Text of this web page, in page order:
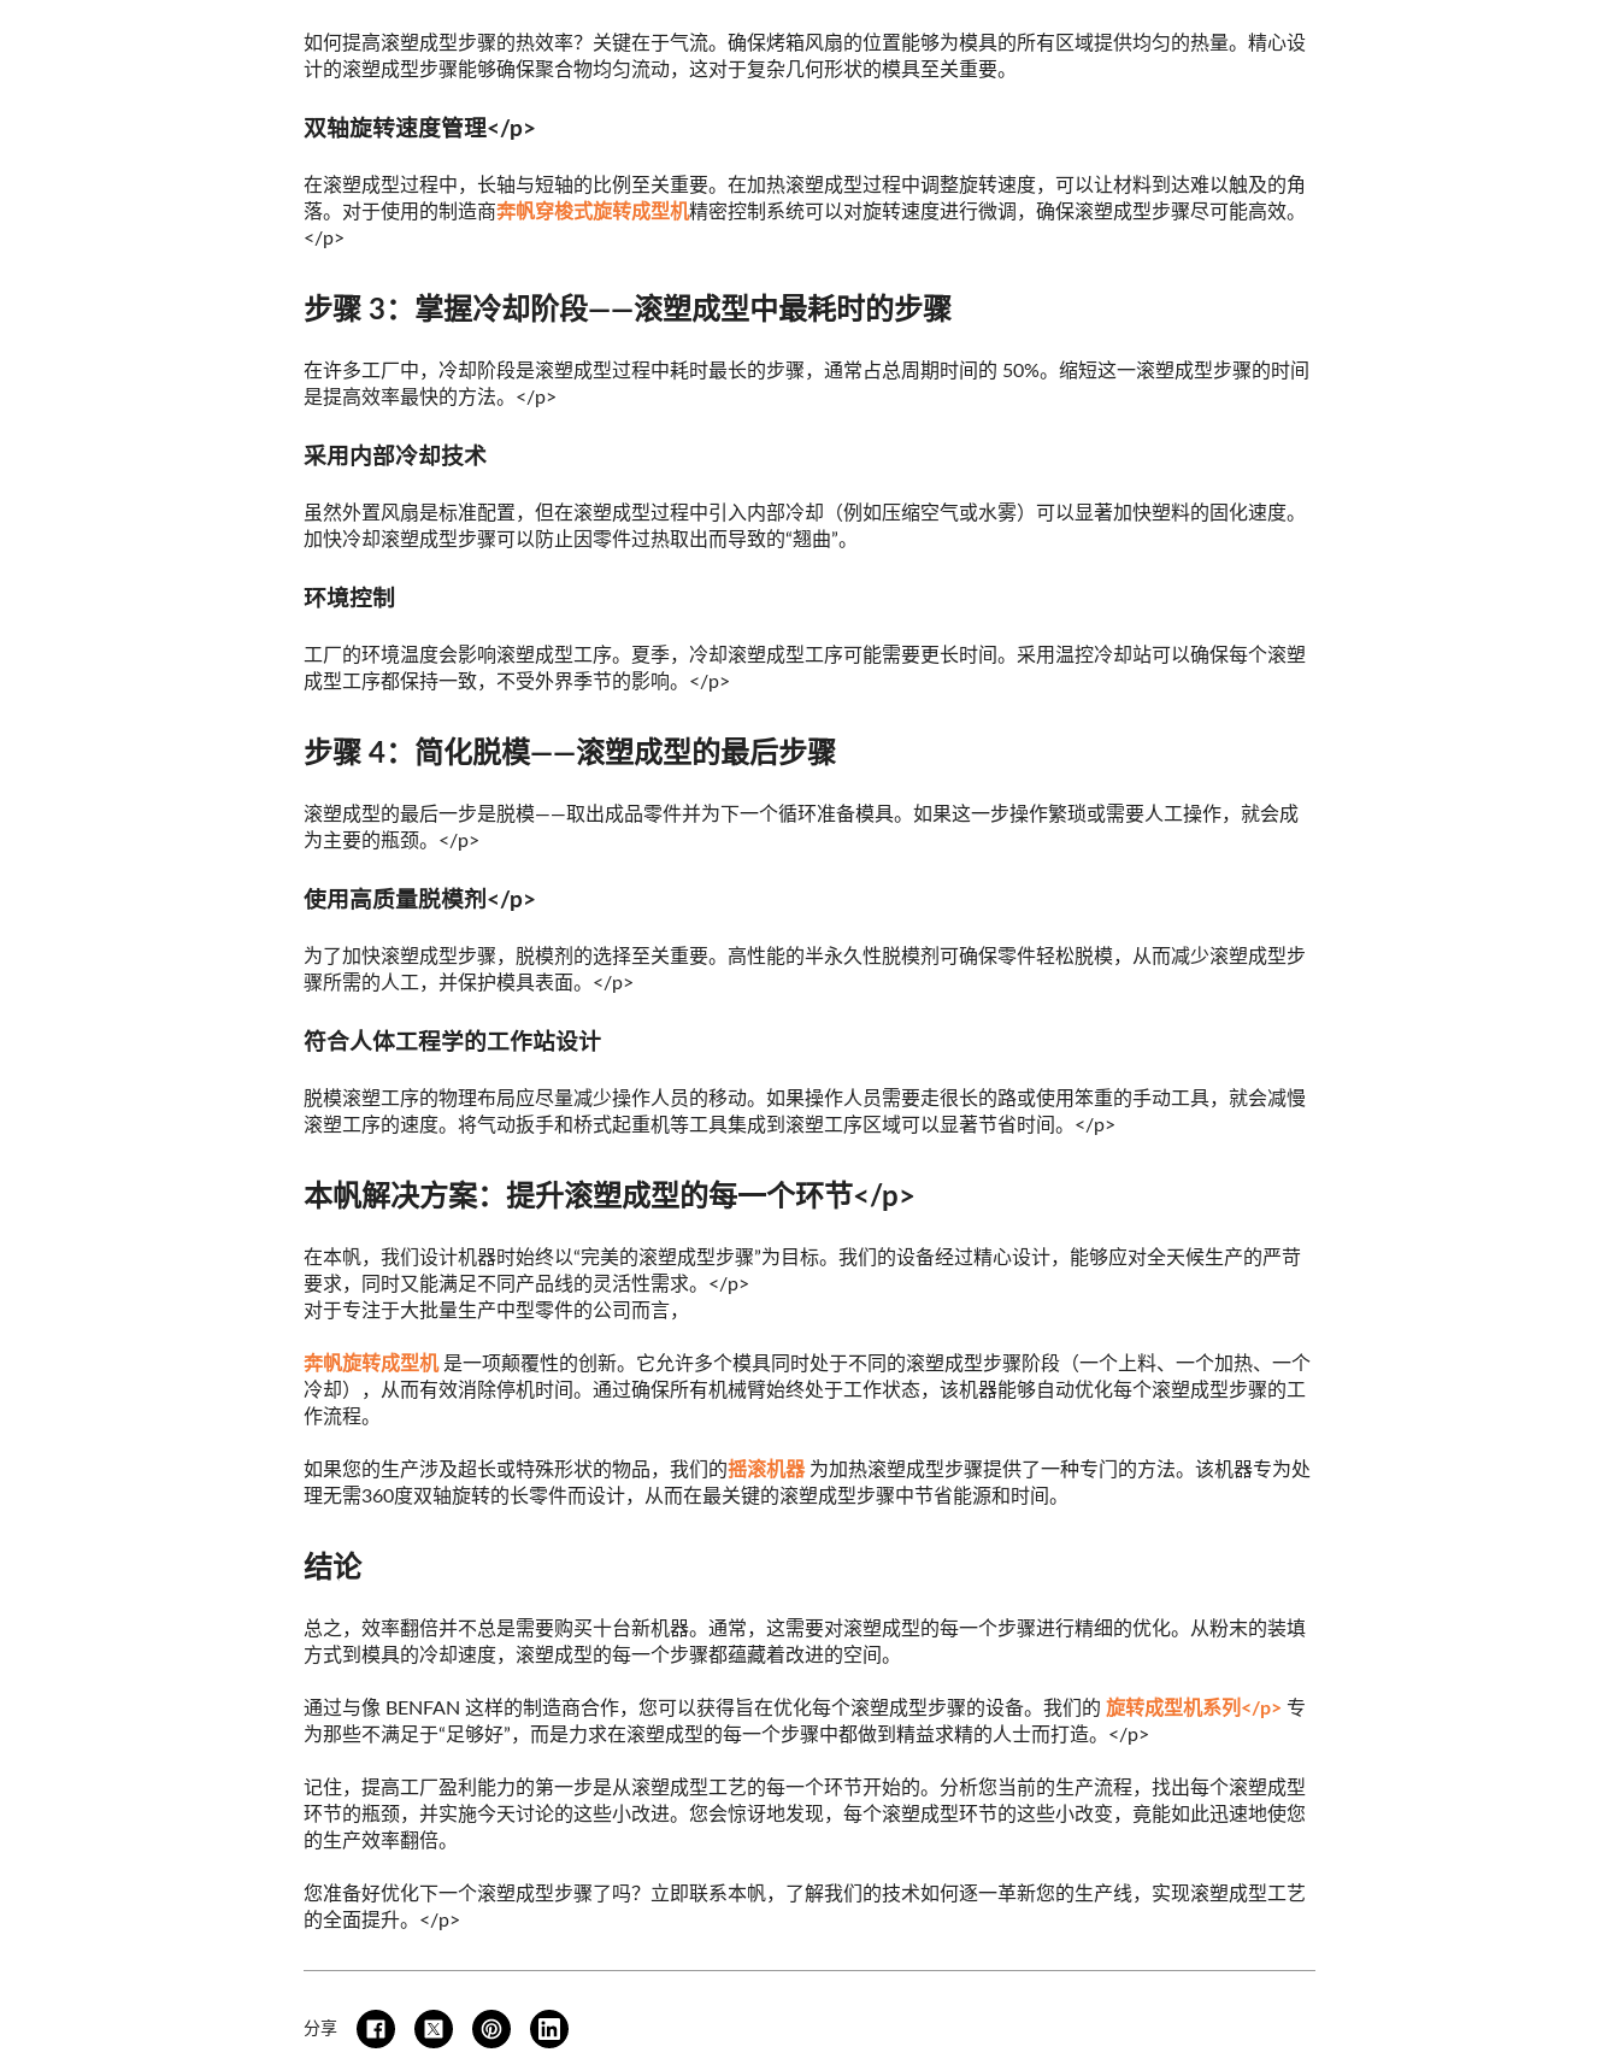
如何提高滚塑成型步骤的热效率？关键在于气流。确保烤箱风扇的位置能够为模具的所有区域提供均匀的热量。精心设
计的滚塑成型步骤能够确保聚合物均匀流动，这对于复杂几何形状的模具至关重要。
双轴旋转速度管理</p>
在滚塑成型过程中，长轴与短轴的比例至关重要。在加热滚塑成型过程中调整旋转速度，可以让材料到达难以触及的角
落。对于使用的制造商奔帆穿梭式旋转成型机精密控制系统可以对旋转速度进行微调，确保滚塑成型步骤尽可能高效。
</p>
步骤 3：掌握冷却阶段——滚塑成型中最耗时的步骤
在许多工厂中，冷却阶段是滚塑成型过程中耗时最长的步骤，通常占总周期时间的 50%。缩短这一滚塑成型步骤的时间
是提高效率最快的方法。</p>
采用内部冷却技术
虽然外置风扇是标准配置，但在滚塑成型过程中引入内部冷却（例如压缩空气或水雾）可以显著加快塑料的固化速度。
加快冷却滚塑成型步骤可以防止因零件过热取出而导致的“翘曲”。
环境控制
工厂的环境温度会影响滚塑成型工序。夏季，冷却滚塑成型工序可能需要更长时间。采用温控冷却站可以确保每个滚塑
成型工序都保持一致，不受外界季节的影响。</p>
步骤 4：简化脱模——滚塑成型的最后步骤
滚塑成型的最后一步是脱模——取出成品零件并为下一个循环准备模具。如果这一步操作繁琐或需要人工操作，就会成
为主要的瓶颈。</p>
使用高质量脱模剂</p>
为了加快滚塑成型步骤，脱模剂的选择至关重要。高性能的半永久性脱模剂可确保零件轻松脱模，从而减少滚塑成型步
骤所需的人工，并保护模具表面。</p>
符合人体工程学的工作站设计
脱模滚塑工序的物理布局应尽量减少操作人员的移动。如果操作人员需要走很长的路或使用笨重的手动工具，就会减慢
滚塑工序的速度。将气动扳手和桥式起重机等工具集成到滚塑工序区域可以显著节省时间。</p>
本帆解决方案：提升滚塑成型的每一个环节</p>
在本帆，我们设计机器时始终以“完美的滚塑成型步骤”为目标。我们的设备经过精心设计，能够应对全天候生产的严苛
要求，同时又能满足不同产品线的灵活性需求。</p>
对于专注于大批量生产中型零件的公司而言，
奔帆旋转成型机是一项颠覆性的创新。它允许多个模具同时处于不同的滚塑成型步骤阶段（一个上料、一个加热、一个
冷却），从而有效消除停机时间。通过确保所有机械臂始终处于工作状态，该机器能够自动优化每个滚塑成型步骤的工
作流程。
如果您的生产涉及超长或特殊形状的物品，我们的摇滚机器为加热滚塑成型步骤提供了一种专门的方法。该机器专为处
理无需360度双轴旋转的长零件而设计，从而在最关键的滚塑成型步骤中节省能源和时间。
结论
总之，效率翻倍并不总是需要购买十台新机器。通常，这需要对滚塑成型的每一个步骤进行精细的优化。从粉末的装填
方式到模具的冷却速度，滚塑成型的每一个步骤都蕴藏着改进的空间。
通过与像 BENFAN 这样的制造商合作，您可以获得旨在优化每个滚塑成型步骤的设备。我们的 旋转成型机系列</p> 专
为那些不满足于“足够好”，而是力求在滚塑成型的每一个步骤中都做到精益求精的人士而打造。</p>
记住，提高工厂盈利能力的第一步是从滚塑成型工艺的每一个环节开始的。分析您当前的生产流程，找出每个滚塑成型
环节的瓶颈，并实施今天讨论的这些小改进。您会惊讶地发现，每个滚塑成型环节的这些小改变，竟能如此迅速地使您
的生产效率翻倍。
您准备好优化下一个滚塑成型步骤了吗？立即联系本帆，了解我们的技术如何逐一革新您的生产线，实现滚塑成型工艺
的全面提升。</p>
分享